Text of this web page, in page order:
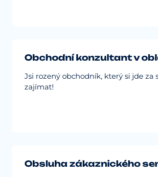
Obchodní konzultant v
Jsi rozený obchodník, který si jde
zajímat!
Obsluha zákaznického